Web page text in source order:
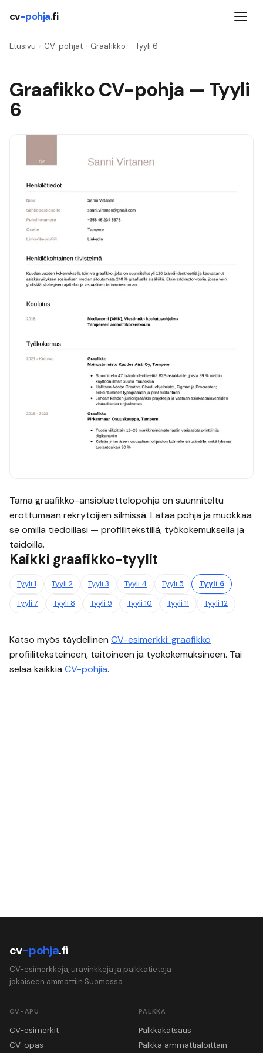
cv-pohja.fi
Etusivu › CV-pohjat › Graafikko — Tyyli 6
GraafikkoCV-pohja — Tyyli
6
Tämä graafikko-ansioluettelopohja on suunniteltu
erottumaan rekrytoijien silmissä. Lataa pohja ja muokkaa
se omilla tiedoillasi — profiilitekstillä, työkokemuksella ja
taidoilla.
Kaikki graafikko-tyylit
Tyyli 1 Tyyli 2 Tyyli 3 Tyyli 4 Tyyli 5 Tyyli 6
Tyyli 7 Tyyli 8 Tyyli 9 Tyyli 10 Tyyli 11 Tyyli 12
Katso myös täydellinen CV-esimerkki: graafikko
profiiliteksteineen, taitoineen ja työkokemuksineen. Tai
selaa kaikkia CV-pohjia.
cv-pohja.fi
CV-esimerkkejä, uravinkkejä ja palkkatietoja
jokaiseen ammattiin Suomessa.
CV-APU
CV-esimerkit
CV-opas
PALKKA
Palkkakatsaus
Palkka ammattialoittain